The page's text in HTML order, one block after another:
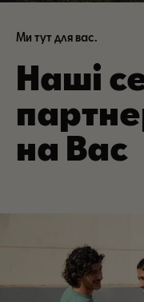
Ми тут для вас.
Нaші
на Вас